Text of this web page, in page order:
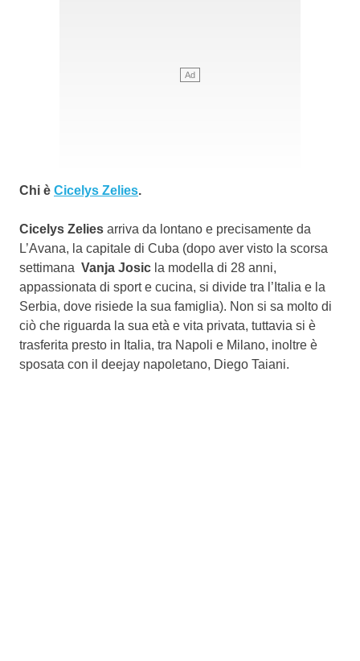
Chi è Cicelys Zelies.
Cicelys Zelies arriva da lontano e precisamente da
L’Avana, la capitale di Cuba (dopo aver visto la scorsa
settimana Vanja Josic la modella di 28 anni,
appassionata di sport e cucina, si divide tra l’Italia e la
Serbia, dove risiede la sua famiglia). Non si sa molto di
ciò che riguarda la sua età e vita privata, tuttavia si è
trasferita presto in Italia, tra Napoli e Milano, inoltre è
sposata con il deejay napoletano, Diego Taiani.